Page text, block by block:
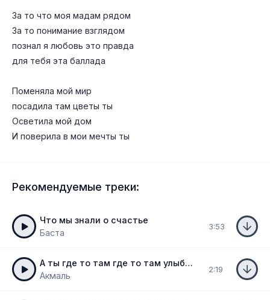
За то что моя мадам рядом
За то понимание взглядом
познал я любовь это правда
для тебя эта баллада
Поменяла мой мир
посадила там цветы ты
Осветила мой дом
И поверила в мои мечты ты
Рекомендуемые треки:
Что мы знали о счастье
Баста
3:53
А ты где то там где то там улыбаешься
Акмаль
2:19